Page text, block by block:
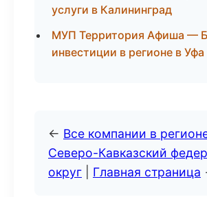
услуги в Калининград
МУП Территория Афиша —
инвестиции в регионе в Уфа
← Все компании в
Северо-Кавказский
округ
Главная страница